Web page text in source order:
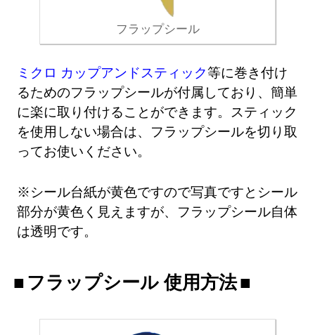
フラップシール
ミクロ カップアンドスティック等に巻き付け
るためのフラップシールが付属しており、簡単
に楽に取り付けることができます。スティック
を使用しない場合は、フラップシールを切り取
ってお使いください。
※シール台紙が黄色ですので写真ですとシール
部分が黄色く見えますが、フラップシール自体
は透明です。
フラップシール 使用方法